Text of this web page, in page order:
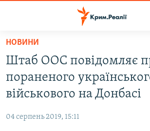
Перейти
основного
матеріалу
Перейти
до
основної
навігації
НОВИНИ
ВІДЕО ТА ФОТО
БЛОГИ
НОВИНИ
Штаб ООС повідомляє
пораненого
військового на Донбасі
04 серпень 2019, 15:11